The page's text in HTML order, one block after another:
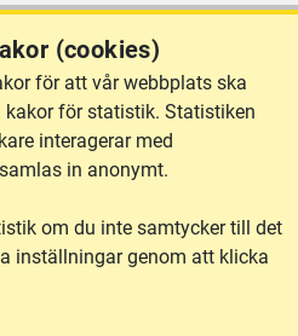
(cookies)
för att vår webbplats ska
för statistik. Statistiken
interagerar med
in anonymt.
om du inte samtycker till det
inställningar genom att klicka